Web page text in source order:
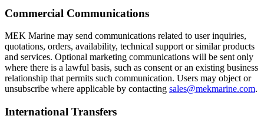
Commercial Communications
MEK Marine may send communications related to user inquiries,
quotations, orders, availability, technical support or similar products
and services. Optional marketing communications will be sent only
where there is a lawful basis, such as consent or an existing business
relationship that permits such communication. Users may object or
unsubscribe where applicable by contacting sales@mekmarine.com.
International Transfers